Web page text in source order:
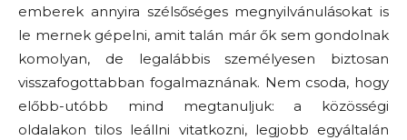
emberek annyira szélsőséges megnyilvánulásokat is
le mernek gépelni, amit talán már ők sem gondolnak
komolyan, de legalábbis személyesen biztosan
visszafogottabban fogalmaznának. Nem csoda, hogy
előbb-utóbb mind megtanuljuk: a közösségi
oldalakon tilos leállni vitatkozni, legjobb egyáltalán